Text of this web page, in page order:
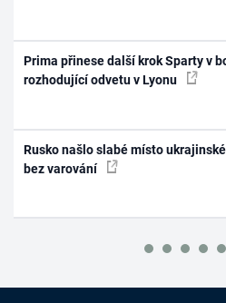
Prima přinese další krok Sparty v
rozhodující odvetu v Lyonu
Rusko našlo slabé místo
bez varování